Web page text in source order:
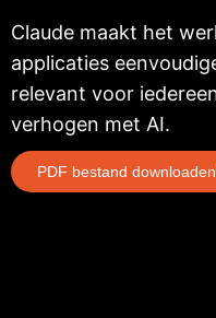
PDF bestand downloaden